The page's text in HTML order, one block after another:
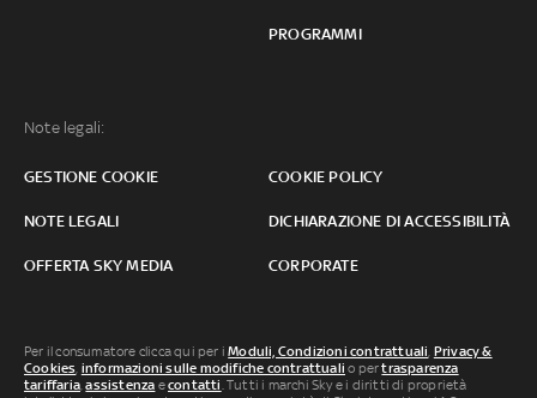
PROGRAMMI
Note legali:
GESTIONE COOKIE COOKIE POLICY
NOTE LEGALI DICHIARAZIONE DI ACCESSIBILITÀ
OFFERTA SKY MEDIA CORPORATE
Per il consumatore clicca qui per iModuli, Condizioni contrattuali Privacy &
Cookies informazioni sulle modifiche contrattuali o pertrasparenza
tariffaria ,assistenza econtatti . Tutti i marchi Sky e i diritti di proprietà